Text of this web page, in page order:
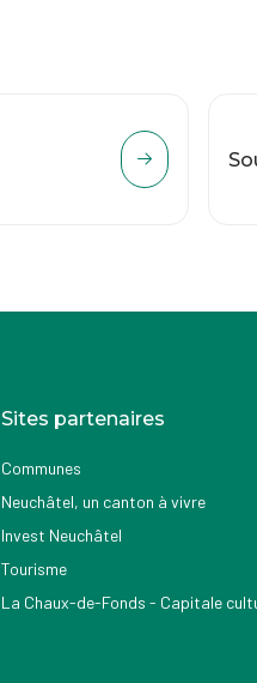
Sites partenaires
Communes
Neuchâtel, un canton à vivre
Invest Neuchâtel
Tourisme
La Chaux-de-Fonds - Capitale